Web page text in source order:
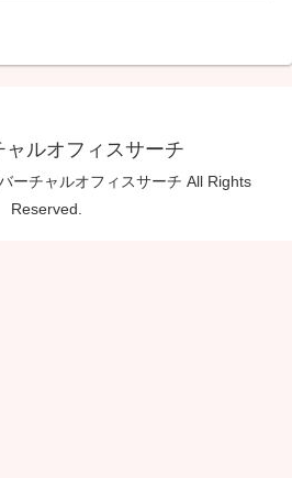
ャルオフィスサーチ
ーチャルオフィスサーチ All Rights
Reserved.